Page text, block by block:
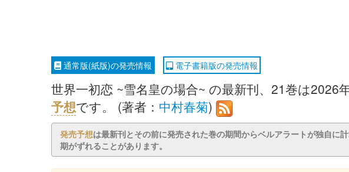
通常版(紙版)の発売情報 電子書籍版の発売情報
世界一初恋 ~雪名皇の場合~ の最新刊、21巻は2026
予想です。 (著者： 中村春菊)
発売予想は最新刊とその前に発売された巻の期間からベルアラートが独自に
期がずれることがあります。